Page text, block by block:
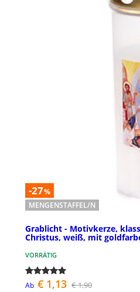
-27%
MENGENSTAFFEL/N
Grablicht - Motivkerze,
Christus, weiß, mit
VORRÄTIG
Ab € 1,13 € 1,90